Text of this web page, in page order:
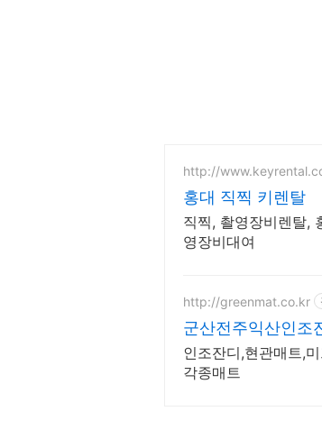
http://
홍대 직찍 키렌탈
직찍, 촬영장비렌탈,
영장비대여
http://greenmat.co.kr
군산전주익산인조
인조잔디,현관매트,
각종매트